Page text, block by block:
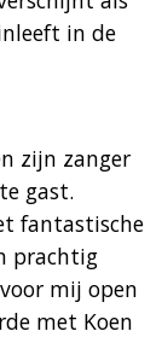
in de
zijn zanger
gast.
fantastische
prachtig
mij open
met Koen